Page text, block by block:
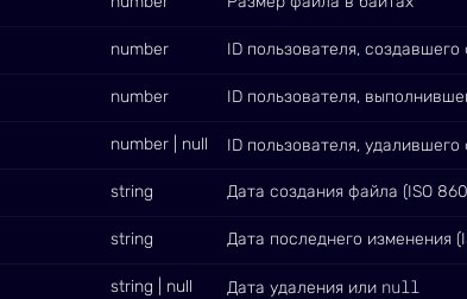
number ID пользователя, создавшего
number ID пользователя,
number | null ID пользователя, удалившего
string Дата создания файла (ISO
string Дата последнего изменения
string | null Дата удаления или null